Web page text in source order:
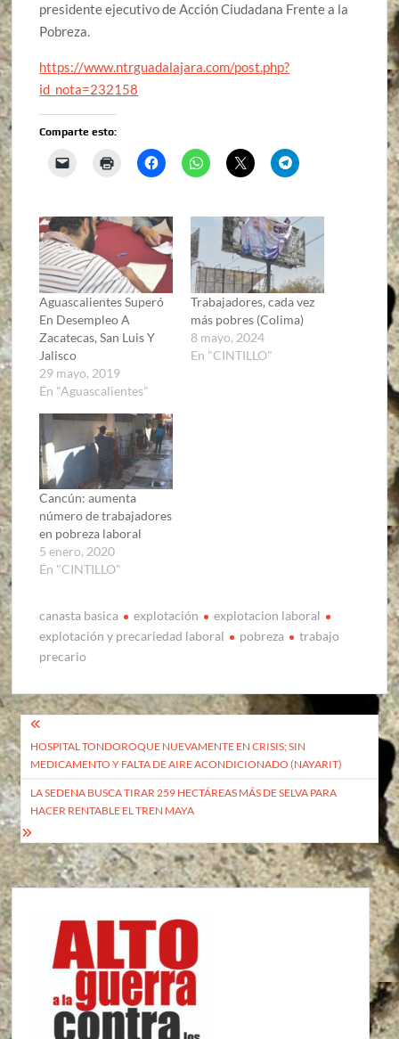
presidente ejecutivo de Acción Ciudadana Frente a la
Pobreza.
https://www.ntrguadalajara.com/post.php?
id_nota=232158
Comparte esto:
Aguascalientes Superó
En Desempleo A
Zacatecas, San Luis Y
Jalisco
29 mayo, 2019
En "Aguascalientes"
Trabajadores, cada vez
más pobres (Colima)
8 mayo, 2024
En "CINTILLO"
Cancún: aumenta
número de trabajadores
en pobreza laboral
5 enero, 2020
En "CINTILLO"
canasta basica explotación
explotacion laboral
explotación y precariedad laboral
pobreza
trabajo
precario
Navegación
de
entradas
HOSPITAL TONDOROQUE NUEVAMENTE EN CRISIS; SIN
MEDICAMENTO Y FALTA DE AIRE ACONDICIONADO (NAYARIT)
LA SEDENA BUSCA TIRAR 259 HECTÁREAS MÁS DE SELVA PARA
HACER RENTABLE EL TREN MAYA